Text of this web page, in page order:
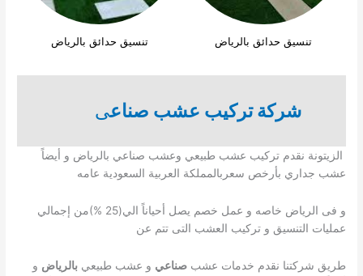
تنسيق حدائق بالرياض تنسيق حدائق بالرياض
شركة تركيب عشب صناعى
الزيتونة نقدم تركيب عشب طبيعي وعشب صناعي بالرياض و أيضاً
عشب جداري بأرخص سعربالمملكة العربية السعودية عامه
و فى الرياض خاصه و عمل خصم يصل أحياناً الي(25 %)من إجمالي
عمليات التنسيق و تركيب العشب التى تتم عن
طريق شركتنا نقدم خدمات عشبصناعي و عشب طبيعيبالرياض و